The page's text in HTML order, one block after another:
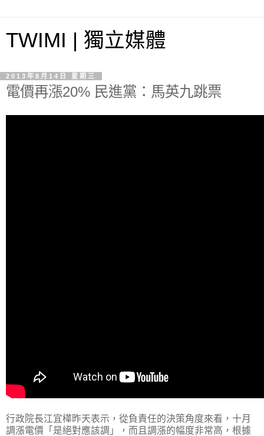
TWIMI | 獨立媒體
2013年8月14日 星期三
電價再漲20% 民進黨：馬英九跳票
行政院長江宜樺昨天表示，從負責任的決策角度來看，十月
調漲電價「是絕對應該調」，而且調漲的幅度非常高，根據